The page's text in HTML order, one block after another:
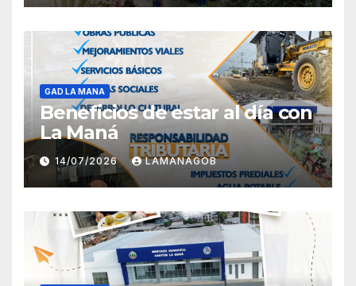
GAD LA MANA
Beneficios de estar al día con
La Maná
14/07/2026 LAMANAGOB